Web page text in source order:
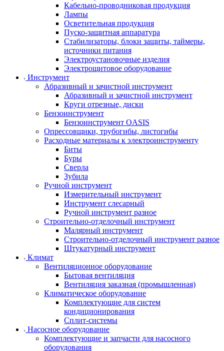
Кабельно-проводниковая продукция
Лампы
Осветительная продукция
Пуско-защитная аппаратура
Стабилизаторы, блоки защиты, таймеры,
источники питания
Электроустановочные изделия
Электрощитовое оборудование
Инструмент
Абразивный и зачистной инструмент
Абразивный и зачистной инструмент
Круги отрезные, диски
Бензоинструмент
Бензоинструмент OASIS
Опрессовщики, трубогибы, листогибы
Расходные материалы к электроинструменту
Биты
Буры
Сверла
Зубила
Ручной инструмент
Измерительный инструмент
Инструмент слесарный
Ручной инструмент разное
Строительно-отделочный инструмент
Малярный инструмент
Строительно-отделочный инструмент разное
Штукатурный инструмент
Климат
Вентиляционное оборудование
Бытовая вентиляция
Вентиляция заказная (промышленная)
Климатическое оборудование
Комплектующие для систем
кондиционирования
Сплит-системы
Насосное оборудование
Комплектующие и запчасти для насосного
оборудования